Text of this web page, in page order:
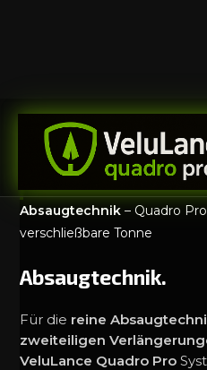
Es befinden sich keine
Warenkorb.Produkte
Zum
springen
Absaugtechnik – Quadro
verschließbare Tonne
Absaugtechnik.
Für die reine
zweiteiligen
VeluLance Quadro Pro